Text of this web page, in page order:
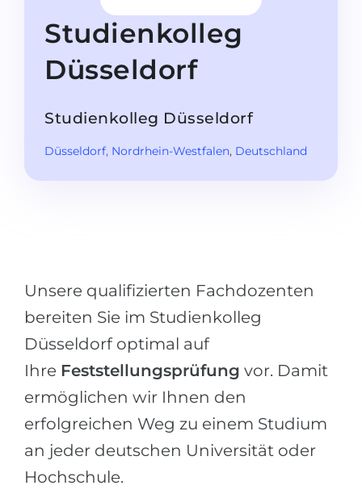
Sprachvisum
STUDIENKOLLEG
Studienkollegs
Freshman / Foundation
Studienvorbereitung
Bundesländer
Städte
BERUFE
Berufe
Studienfächer
Beispiel-Stellenangebote
Studienkolleg
Bachelor
Master
BEWERBEN NACH …
11-jähriger Schule
12-jähriger Schule (NIS)
2.–3. Studienjahr
BEWERBEN FÜR FACHRICHTUNG …
Medizin
Ingenieurwesen
Physik
Studienkolleg
Düsseldorf
Studienkolleg Düsseldorf
Düsseldorf, Nordrhein-Westfalen, Deutschland
Unsere qualifizierten Fachdozenten
bereiten Sie im Studienkolleg
Düsseldorf optimal auf
Ihre Feststellungsprüfung vor. Damit
ermöglichen wir Ihnen den
erfolgreichen Weg zu einem Studium
an jeder deutschen Universität oder
Hochschule.